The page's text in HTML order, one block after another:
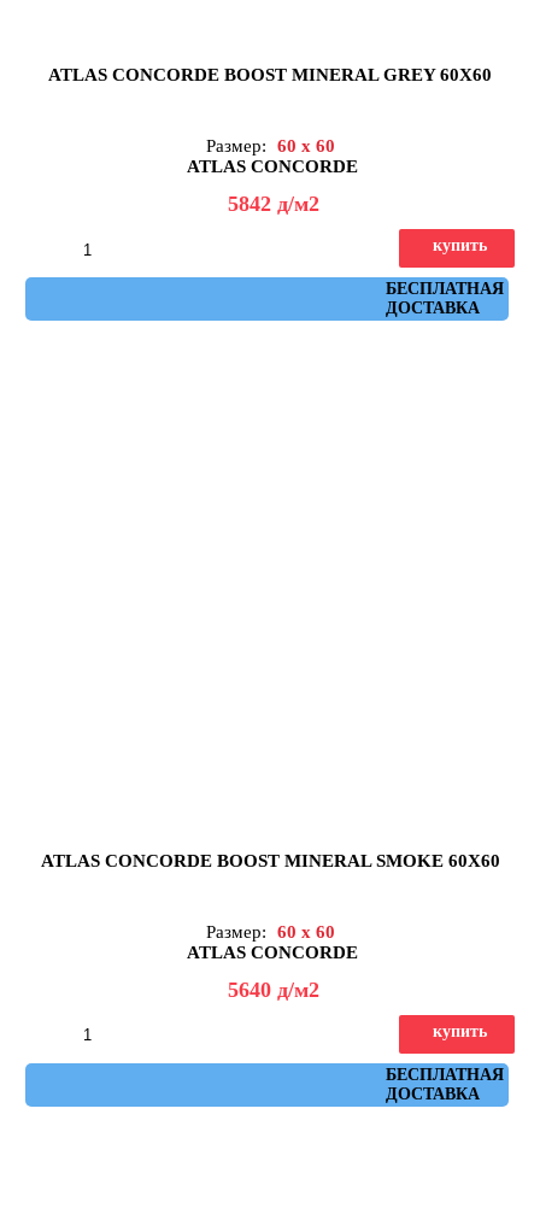
ATLAS CONCORDE BOOST MINERAL GREY 60X60
Размер:
60 x 60
ATLAS CONCORDE
5842 д/м2
БЕСПЛАТНАЯ
ДОСТАВКА
купить
ATLAS CONCORDE BOOST MINERAL SMOKE 60X60
Размер:
60 x 60
ATLAS CONCORDE
5640 д/м2
БЕСПЛАТНАЯ
ДОСТАВКА
купить